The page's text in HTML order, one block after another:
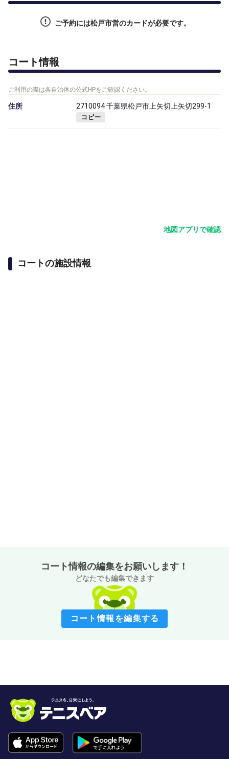
ご予約には松戸市営のカードが必要です。
コート情報
ご利用の際は各自治体の公式HPをご確認ください。
住所 2710094 千葉県松戸市上矢切上矢切299-1
コピー
地図アプリで確認
コートの施設情報
コート情報の編集をお願いします！
どなたでも編集できます
コート情報を編集する